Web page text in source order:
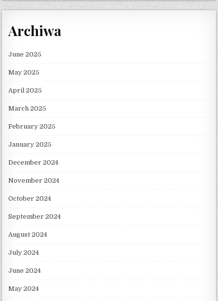
Archiwa
June 2025
May 2025
April 2025
March 2025
February 2025
January 2025
December 2024
November 2024
October 2024
September 2024
August 2024
July 2024
June 2024
May 2024